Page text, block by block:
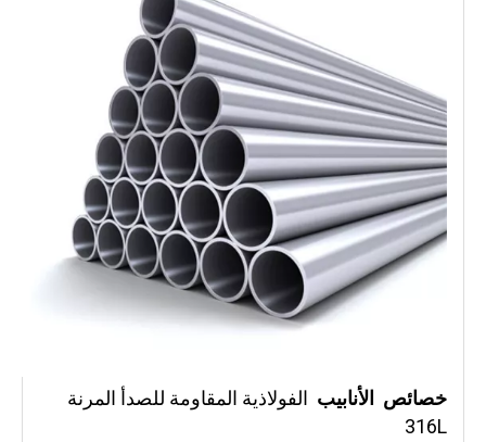
خصائص الأنابيب الفولاذية المقاومة للصدأ المرنة
316L